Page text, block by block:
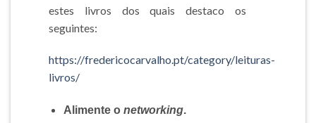
estes livros dos quais destaco os
seguintes:
https://fredericocarvalho.pt/category/leituras-
livros/
Alimente o networking.